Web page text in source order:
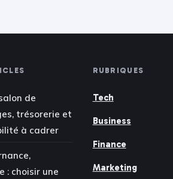
de
trésorerie et
à cadrer
: choisir une
RUBRIQUES
Tech
Business
Finance
Marketing